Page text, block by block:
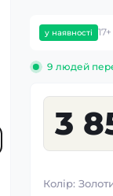
у наявності
9 людей
3
Колір: